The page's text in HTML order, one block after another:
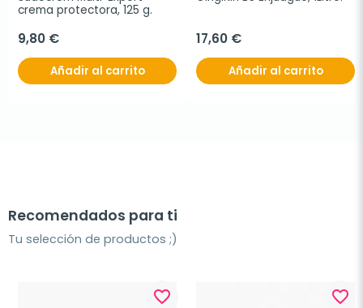
crema protectora, 125 g.
9,80 €
Añadir al carrito
17,60 €
Añadir al carrito
Recomendados para ti
Tu selección de productos ;)
favorite_border favorite_border